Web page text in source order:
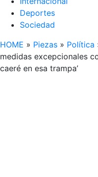
Deportes
Sociedad
HOME » Piezas » Política
medidas excepcionales
caeré en esa trampa’